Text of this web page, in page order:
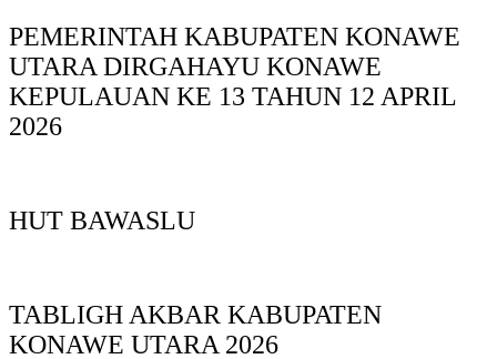
PEMERINTAH KABUPATEN KONAWE
UTARA DIRGAHAYU KONAWE
KEPULAUAN KE 13 TAHUN 12 APRIL
2026
HUT BAWASLU
TABLIGH AKBAR KABUPATEN
KONAWE UTARA 2026